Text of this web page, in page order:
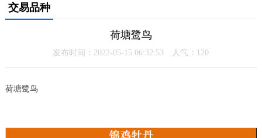
交易品种
荷塘鹭鸟
发布时间：2022-05-15 06:32:53 人气： 120
荷塘鹭鸟